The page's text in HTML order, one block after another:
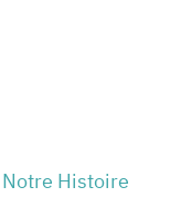
Notre Histoire